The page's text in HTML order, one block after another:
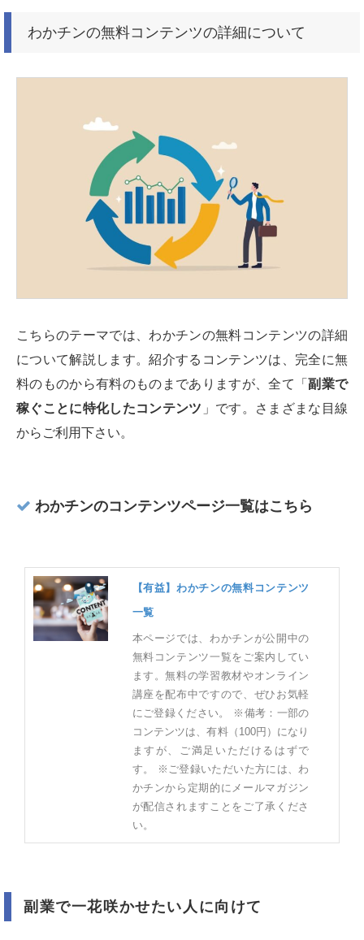
わかチンの無料コンテンツの詳細について
こちらのテーマでは、わかチンの無料コンテンツの詳細
について解説します。紹介するコンテンツは、完全に無
料のものから有料のものまでありますが、全て「副業で
稼ぐことに特化したコンテンツ 」です。さまざまな目線
からご利用下さい。
わかチンのコンテンツページ一覧はこちら
【有益】わかチンの無料コンテンツ
一覧
本ページでは、わかチンが公開中の
無料コンテンツ一覧をご案内してい
ます。無料の学習教材やオンライン
講座を配布中ですので、ぜひお気軽
にご登録ください。 ※備考：一部の
コンテンツは、有料（100円）になり
ますが、ご満足いただけるはずで
す。 ※ご登録いただいた方には、わ
かチンから定期的にメールマガジン
が配信されますことをご了承くださ
い。
副業で一花咲かせたい人に向けて